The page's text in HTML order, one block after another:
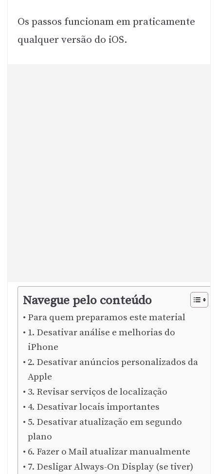
Os passos funcionam em praticamente
qualquer versão do iOS.
Navegue pelo conteúdo
Para quem preparamos este material
1. Desativar análise e melhorias do
iPhone
2. Desativar anúncios personalizados da
Apple
3. Revisar serviços de localização
4. Desativar locais importantes
5. Desativar atualização em segundo
plano
6. Fazer o Mail atualizar manualmente
7. Desligar Always-On Display (se tiver)